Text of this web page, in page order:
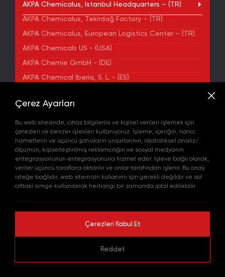
AKPA Chemicalus, Istanbul Headquarters – (TR)
AKPA Chemicalus, Tekirdağ Factory – (TR)
AKPA Chemicalus, European Logistics Center – (TR)
AKPA Chemicals US - (USA)
AKPA Chemie GmbH - (DE)
AKPA Chemical Iberia, S. L. - (ES)
ADRES
Yenibosna Merkez Mahallesi Kuyumcukent Sokak
No:36/70 Townofis Kat:12 34197 Bahçelievler, İstanbul,
Türkiye
Harita'da Gör
+90 212 580 55 59
FAX
+90 212 580 55 21
E-POSTA
info@akpakimya.com
WEBSITE
© 2026 Tüm hakları saklıdır.
Gizlilik Politikası
Çerez Ayarları
Bu web sitesinde, cihaz bilgilerini ve kişisel verileri işlemek için
çerezleri ve benzer işlevleri kullanıyoruz. İşleme, içeriğin, harici
hizmetlerin ve üçüncü şahısların unsurlarının, istatistiksel analiz/
ölçümün, kişiselleştirilmiş reklamcılığın ve sosyal medyanın
entegrasyonunun entegrasyonuna hizmet eder. İşleve bağlı olarak,
veriler üçüncü taraflara aktarılır ve onlar tarafından işlenir. Bu onay
isteğe bağlıdır, web sitemizin kullanımı için gerekli değildir ve sol
alttaki simge kullanılarak herhangi bir zamanda iptal edilebilir.
Çerezleri Kabul Et
Reddet